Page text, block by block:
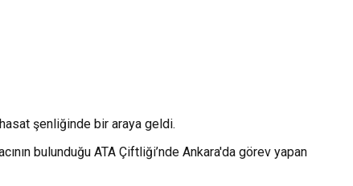
şenliğinde bir araya geldi.
bulunduğu ATA Çiftliği’nde Ankara'da görev yapan